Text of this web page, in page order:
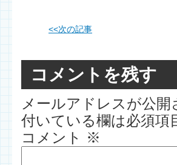
<<次の記事
コメントを残す
メールアドレスが公
付いている欄は必須項
コメント
※